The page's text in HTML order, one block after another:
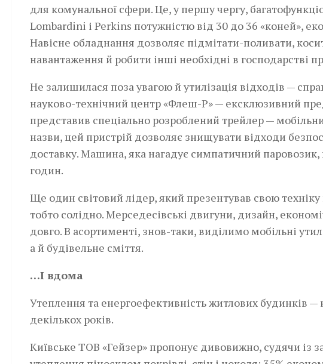
для комунальної сфери. Це, у першу чергу,
Lombardini і Perkins потужністю від 30 до 36 «коней»,
Навісне обладнання дозволяє підмітати-поливати,
навантаження й робити інші необхідні в господарстві
Не залишилася поза увагою й утилізація відходів —
науково-технічний центр «Флеш-Р» — ексклюзивний
представив спеціально­ розроблений трейлер —
назви, цей пристрій дозволяє знищувати відходи
доставку. Машина, яка нагадує симпатичний
годин.
Ще один світовий лідер, який презентував свою
тобто солідно. Мерседесівські двигуни, дизайн,
довго. В асортименті, знов-таки, виділимо мобільні­
а й будівельне сміття.
…І вдома
Утеплення та енергоефективність житлових будинків
декількох років.
Київське ТОВ «Гейзер» пропонує дивовижно, судячи із